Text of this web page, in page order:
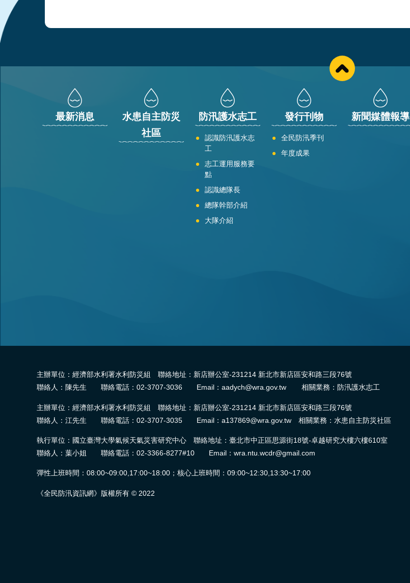
最新消息
水患自主防災
社區
防汛護水志工
認識防汛護水志
工
志工運用服務要
點
認識總隊長
總隊幹部介紹
大隊介紹
發行刊物
全民防汛季刊
年度成果
新聞媒體報導
主辦單位：經濟部水利署水利防災組 聯絡地址：新店辦公室-231214 新北市新店區安和路三段76號
聯絡人：陳先生 聯絡電話：02-3707-3036 Email：aadych@wra.gov.tw 相關業務：防汛護水志工
主辦單位：經濟部水利署水利防災組 聯絡地址：新店辦公室-231214 新北市新店區安和路三段76號
聯絡人：江先生 聯絡電話：02-3707-3035 Email：a137869@wra.gov.tw 相關業務：水患自主防災社區
執行單位：國立臺灣大學氣候天氣災害研究中心 聯絡地址：臺北市中正區思源街18號-卓越研究大樓六樓610室
聯絡人：葉小姐 聯絡電話：02-3366-8277#10 Email：wra.ntu.wcdr@gmail.com
彈性上班時間：08:00~09:00,17:00~18:00；核心上班時間：09:00~12:30,13:30~17:00
《全民防汛資訊網》版權所有 © 2022